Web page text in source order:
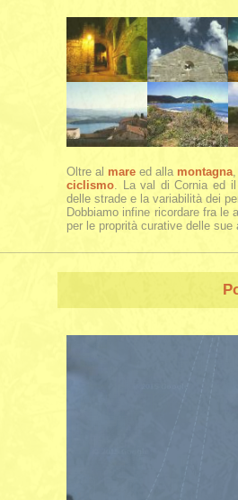
Oltre al mare ed alla montagna
ciclismo . La val di Cornia ed
delle strade e la variabilità dei
Dobbiamo infine ricordare fra le
per le proprità curative delle sue